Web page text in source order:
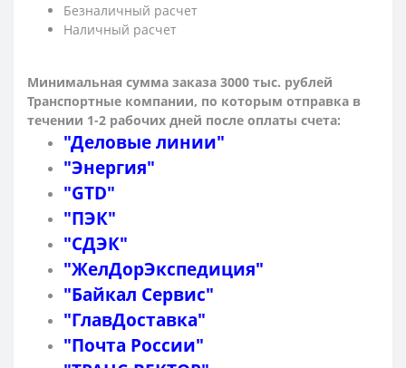
Безналичный расчет
Наличный расчет
Минимальная сумма заказа 3000 тыс. рублей
Транспортные компании, по которым отправка в
течении 1-2 рабочих дней после оплаты счета:
"Деловые линии"
"Энергия"
"GTD"
"ПЭК"
"СДЭК"
"ЖелДорЭкспедиция"
"Байкал Сервис"
"ГлавДоставка"
"Почта России"